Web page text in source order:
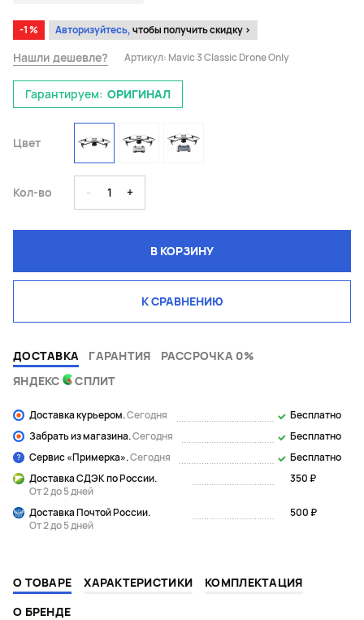
-1 % Авторизуйтесь,чтобы получить скидку >
Нашли дешевле? Артикул: Mavic 3 Classic Drone Only
Гарантируем: ОРИГИНАЛ
Цвет
Кол-во - 1 +
В КОРЗИНУ
К СРАВНЕНИЮ
ДОСТАВКА ГАРАНТИЯ
РАССРОЧКА 0%
ЯНДЕКС
СПЛИТ
Доставка курьером.Сегодня
Бесплатно
Забрать из магазина.Сегодня
Бесплатно
Сервис «Примерка».Сегодня
Бесплатно
Доставка СДЭК по России.
От 2 до 5 дней
350 ₽
Доставка Почтой России.
От 2 до 5 дней
500 ₽
О ТОВАРЕ ХАРАКТЕРИСТИКИ
КОМПЛЕКТАЦИЯ
О БРЕНДЕ